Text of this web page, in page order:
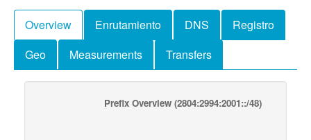
Overview Enrutamiento DNS
Registro
Geo
Measurements Transfers
Prefix Overview (2804:2994:2001::/48)